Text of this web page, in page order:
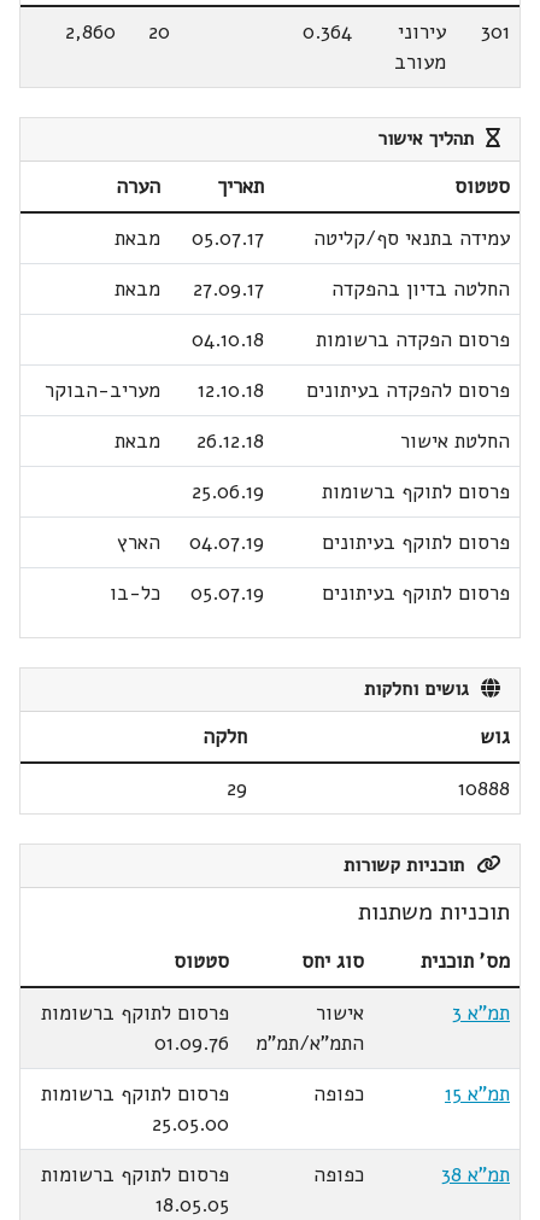
301
עירוני
מעורב
0.364
20
2,860
תהליך אישור
סטטוס תאריך
הערה
עמידה בתנאי סף/קליטה
05.07.17
מבאת
החלטה בדיון בהפקדה
27.09.17
מבאת
פרסום הפקדה ברשומות
04.10.18
פרסום להפקדה בעיתונים
12.10.18
מעריב-הבוקר
החלטת אישור
26.12.18
מבאת
פרסום לתוקף ברשומות
25.06.19
פרסום לתוקף בעיתונים
04.07.19
הארץ
פרסום לתוקף בעיתונים
05.07.19 כל-בו
גושים וחלקות
גוש
חלקה
10888
29
תוכניות קשורות
תוכניות משתנות
מס' תוכנית סוג יחס
סטטוס
תמ"א 3
אישור
התמ"א/תמ"מ
פרסום לתוקף ברשומות
01.09.76
תמ"א 15
כפופה
פרסום לתוקף ברשומות
25.05.00
תמ"א 38
כפופה
פרסום לתוקף ברשומות
18.05.05